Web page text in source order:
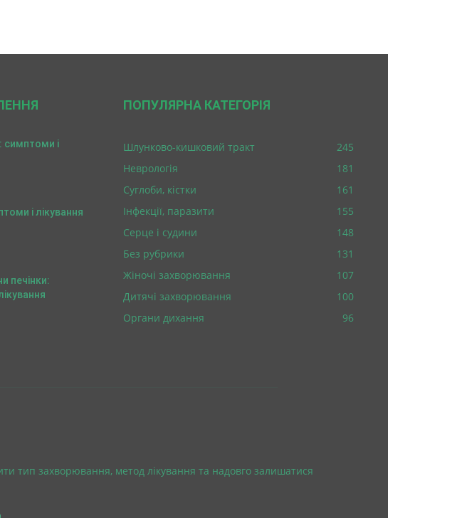
симптоми і
і лікування
печінки:
ПОПУЛЯРНА КАТЕГОРІЯ
Шлунково-кишковий тракт
245
Неврологія
181
Суглоби, кістки
161
Інфекції, паразити
155
Серце і судини
148
Без рубрики
131
Жіночі захворювання
107
Дитячі захворювання
100
Органи дихання
96
тип захворювання, метод лікування та надовго залишатися